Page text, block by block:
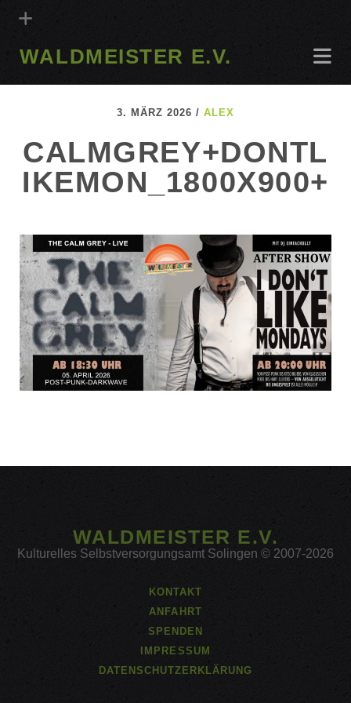
WALDMEISTER E.V.
3. MÄRZ 2026 /ALEX
CALMGREY+DONTL
IKEMON_1800X900+
WALDMEISTER E.V.
Kulturelles Selbstversorgungsamt Solingen © 2007-2026
KONTAKT
ANFAHRT
SPENDEN
IMPRESSUM
DATENSCHUTZERKLÄRUNG